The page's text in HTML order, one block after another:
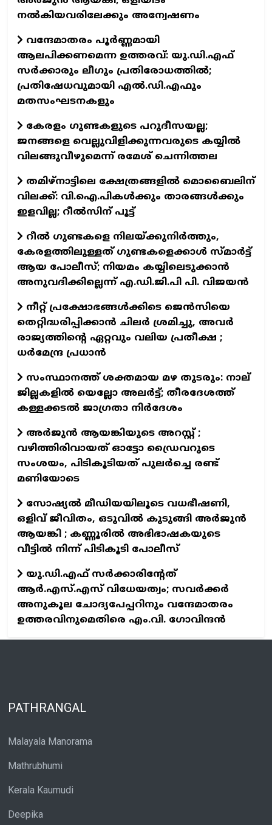
നൽകിയവരിലേക്കും അന്വേഷണം
വന്ദേമാതരം പൂർണ്ണമായി
ആലപിക്കണമെന്ന ഉത്തരവ്: യു.ഡി.എഫ്
സർക്കാരും ലീഗും പ്രതിരോധത്തിൽ;
പ്രതിഷേധവുമായി എൽ.ഡി.എഫും
മതസംഘടനകളും
കേരളം ഗുണ്ടകളുടെ പറുദീസയല്ല;
ജനങ്ങളെ വെല്ലുവിളിക്കുന്നവരുടെ കയ്യിൽ
വിലങ്ങുവീഴുമെന്ന് രമേശ് ചെന്നിത്തല
തമിഴ്‌നാട്ടിലെ ക്ഷേത്രങ്ങളിൽ മൊബൈലിന്
വിലക്ക്: വി.ഐ.പികൾക്കും താരങ്ങൾക്കും
ഇളവില്ല; റീൽസിന് പൂട്ട്
റീൽ ഗുണ്ടകളെ നിലയ്ക്കുനിർത്തും,
കേരളത്തിലുള്ളത് ഗുണ്ടകളെക്കാൾ സ്മാർട്ട്
ആയ പോലീസ്; നിയമം കയ്യിലെടുക്കാൻ
അനുവദിക്കില്ലെന്ന് എ.ഡി.ജി.പി പി. വിജയൻ
നീറ്റ് പ്രക്ഷോഭങ്ങൾക്കിടെ ജെൻസിയെ
തെറ്റിദ്ധരിപ്പിക്കാൻ ചിലർ ശ്രമിച്ചു, അവർ
രാജ്യത്തിന്റെ ഏറ്റവും വലിയ പ്രതീക്ഷ ;
ധർമേന്ദ്ര പ്രധാൻ
സംസ്ഥാനത്ത് ശക്തമായ മഴ തുടരും: നാല്
ജില്ലകളിൽ യെല്ലോ അലർട്ട്; തീരദേശത്ത്
കള്ളക്കടൽ ജാഗ്രതാ നിർദേശം
അർജുൻ ആയങ്കിയുടെ അറസ്റ്റ് ;
വഴിത്തിരിവായത് ഓട്ടോ ഡ്രൈവറുടെ
സംശയം, പിടികൂടിയത് പുലർച്ചെ രണ്ട്
മണിയോടെ
സോഷ്യൽ മീഡിയയിലൂടെ വധഭീഷണി,
ഒളിവ് ജീവിതം, ഒടുവിൽ കുടുങ്ങി അർജുൻ
ആയങ്കി ; കണ്ണൂരിൽ അഭിഭാഷകയുടെ
വീട്ടിൽ നിന്ന് പിടികൂടി പോലീസ്
യു.ഡി.എഫ് സർക്കാരിന്റേത്
ആർ.എസ്.എസ് വിധേയത്വം; സവർക്കർ
അനുകൂല ചോദ്യപേപ്പറിനും വന്ദേമാതരം
ഉത്തരവിനുമെതിരെ എം.വി. ഗോവിന്ദൻ
PATHRANGAL
Malayala Manorama
Mathrubhumi
Kerala Kaumudi
Deepika